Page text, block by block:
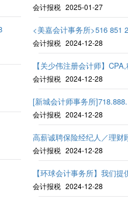
会计报税 2025-01-27
<美嘉会计事务所>516 851 2
会计报税 2024-12-28
【关少伟注册会计师】
会计报税 2024-12-28
[新城会计师事务所]718.888.
会计报税 2024-12-28
高薪诚聘保险经纪人／理财
会计报税 2024-12-28
【环球会计事务所】我们提
会计报税 2024-12-28